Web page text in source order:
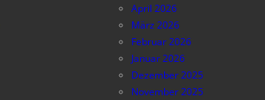
April 2026
März 2026
Februar 2026
Januar 2026
Dezember 2025
November 2025